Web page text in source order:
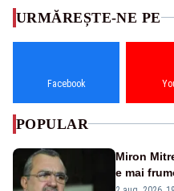
URMĂREȘTE-NE PE
Facebook
POPULAR
Miron
e mai
țipă mai